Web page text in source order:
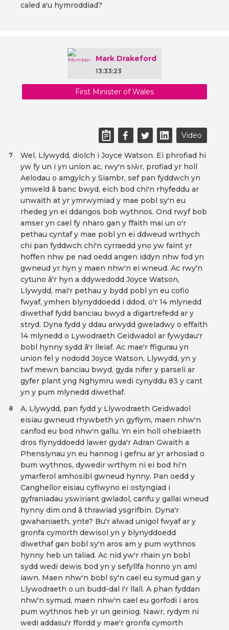
caled a'u hymroddiad?
Mark Drakeford
13:33:23
First Minister of Wales
Video
Wel, Llywydd, diolch i Joyce Watson. Ei phrofiad hi
yw fy un i yn union ac, rwy'n siŵr, profiad yr holl
Aelodau o amgylch y Siambr, sef pan fyddwch yn
ymweld â banc bwyd, eich bod chi'n rhyfeddu ar
unwaith at yr ymrwymiad y mae pobl sy'n eu
rhedeg yn ei ddangos bob wythnos. Ond rwyf bob
amser yn cael fy nharo gan y ffaith mai un o'r
pethau cyntaf y mae pobl yn ei ddweud wrthych
chi pan fyddwch chi'n cyrraedd yno yw faint yr
hoffen nhw pe nad oedd angen iddyn nhw fod yn
gwneud yr hyn y maen nhw'n ei wneud. Ac rwy'n
cytuno â'r hyn a ddywedodd Joyce Watson,
Llywydd, mai'r pethau y bydd pobl yn eu cofio
fwyaf, ymhen blynyddoedd i ddod, o'r 14 mlynedd
diwethaf fydd banciau bwyd a digartrefedd ar y
stryd. Dyna fydd y ddau arwydd gweladwy o effaith
14 mlynedd o Lywodraeth Geidwadol ar fywydau'r
bobl hynny sydd â'r lleiaf. Ac mae'r ffigurau yn
union fel y nododd Joyce Watson, Llywydd, yn y
twf mewn banciau bwyd, gyda nifer y parseli ar
gyfer plant yng Nghymru wedi cynyddu 83 y cant
yn y pum mlynedd diwethaf.
7
A, Llywydd, pan fydd y Llywodraeth Geidwadol
eisiau gwneud rhywbeth yn gyflym, maen nhw'n
canfod eu bod nhw'n gallu. Yn ein holl ohebiaeth
dros flynyddoedd lawer gyda'r Adran Gwaith a
Phensiynau yn eu hannog i gefnu ar yr arhosiad o
bum wythnos, dywedir wrthym ni ei bod hi'n
ymarferol amhosibl gwneud hynny. Pan oedd y
Canghellor eisiau cyflwyno ei ostyngiad i
gyfraniadau yswiriant gwladol, canfu y gallai wneud
hynny dim ond â thrawiad ysgrifbin. Dyna'r
gwahaniaeth, ynte? Bu'r alwad unigol fwyaf ar y
gronfa cymorth dewisol yn y blynyddoedd
diwethaf gan bobl sy'n aros am y pum wythnos
hynny heb un taliad. Ac nid yw'r rhain yn bobl
sydd wedi dewis bod yn y sefyllfa honno yn aml
iawn. Maen nhw'n bobl sy'n cael eu symud gan y
Llywodraeth o un budd-dal i'r llall. A phan fyddan
nhw'n symud, maen nhw'n cael eu gorfodi i aros
pum wythnos heb yr un geiniog. Nawr, rydym ni
wedi addasu'r ffordd y mae'r gronfa cymorth
8